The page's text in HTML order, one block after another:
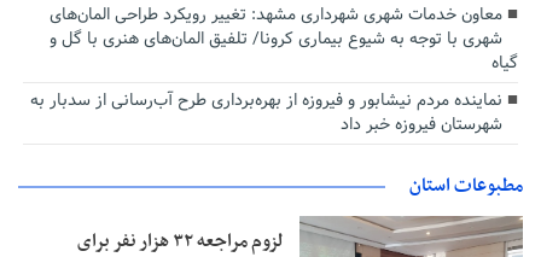
معاون خدمات شهری شهرداری مشهد: تغییر رویکرد طراحی المان‌های
شهری با توجه به شیوع بیماری کرونا/ تلفیق المان‌های هنری با گل و
گیاه
نماینده مردم نیشابور و فیروزه از بهره‌برداری طرح آب‌رسانی از سدبار به
شهرستان فیروزه خبر داد
مطبوعات استان
لزوم مراجعه ۳۲ هزار نفر برای